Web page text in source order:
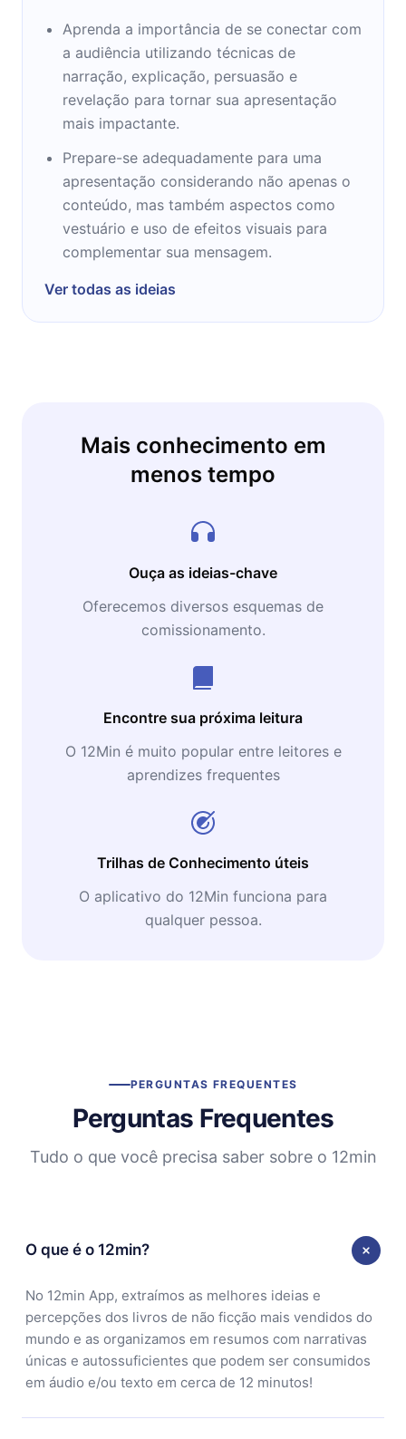
criadora do popular site de usuários de
videogames IGN. Chris finalmente fundou a
Imagine and Future. No seu pico, publicou 150
revistas e sites e empregou 2.000 pessoas.
organização privada sem fins lucrativos, a
Fundação Sapling, com a esperança de
encontrar novas maneiras de enfrentar
questões globais difíceis através da mídia,
tecnologia, empreendedorismo e, acima de
tudo, idéias. Em 2001, a fundação adquiriu a
Aprenda a importância de se conectar com
a audiência utilizando técnicas de
narração, explicação, persuasão e
revelação para tornar sua apresentação
mais impactante.
Prepare-se adequadamente para uma
apresentação considerando não apenas o
conteúdo, mas também aspectos como
vestuário e uso de efeitos visuais para
complementar sua mensagem.
Ver todas as ideias
Mais conhecimento em
menos tempo
Ouça as ideias-chave
Oferecemos diversos esquemas de
comissionamento.
Encontre sua próxima leitura
O 12Min é muito popular entre leitores e
aprendizes frequentes
Trilhas de Conhecimento úteis
O aplicativo do 12Min funciona para
qualquer pessoa.
PERGUNTAS FREQUENTES
Perguntas Frequentes
Tudo o que você precisa saber sobre o 12min
O que é o 12min?
No 12min App, extraímos as melhores ideias e
percepções dos livros de não ficção mais vendidos do
mundo e as organizamos em resumos com narrativas
únicas e autossuficientes que podem ser consumidos
em áudio e/ou texto em cerca de 12 minutos!